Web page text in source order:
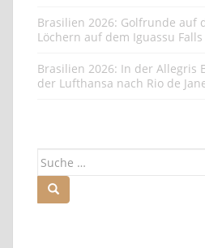
Brasilien 2026: Golfrunde auf
Löchern auf dem Iguassu
Brasilien 2026: In der Allegris
der Lufthansa nach Rio de